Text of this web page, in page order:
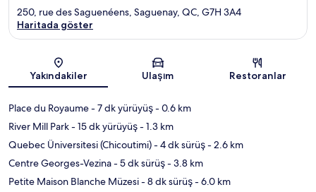
Harita
250, rue des Saguenéens, Saguenay, QC, G7H 3A4
Haritada göster
Yakındakiler Ulaşım Restoranlar
Place du Royaume- 7 dk yürüyüş- 0.6 km
River Mill Park- 15 dk yürüyüş- 1.3 km
Quebec Üniversitesi (Chicoutimi)- 4 dk sürüş- 2.6 km
Centre Georges-Vezina- 5 dk sürüş- 3.8 km
Petite Maison Blanche Müzesi- 8 dk sürüş- 6.0 km